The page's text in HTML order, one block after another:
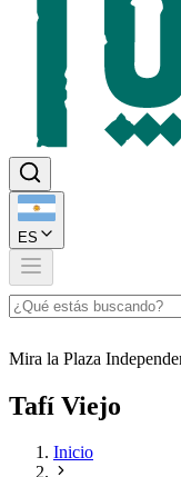
ES
Mira la Plaza
Tafí Viejo
Inicio